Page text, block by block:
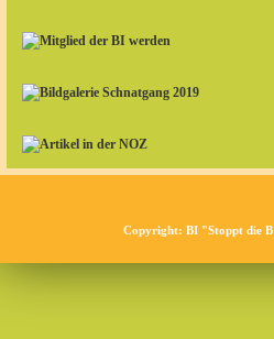
Copyright: BI "Stoppt die